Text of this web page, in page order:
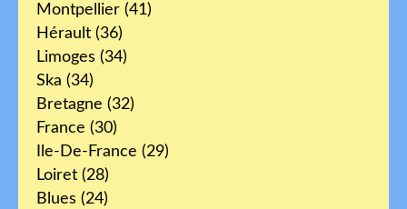
Montpellier (41)
Hérault (36)
Limoges (34)
Ska (34)
Bretagne (32)
France (30)
Ile-De-France (29)
Loiret (28)
Blues (24)